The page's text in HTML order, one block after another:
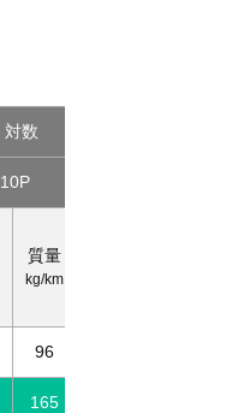
対数
10P
質量
kg/km
96
165